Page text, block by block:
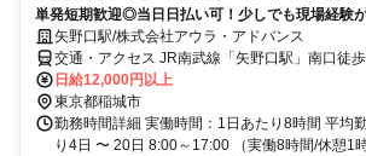
単発短期歓迎◎当日日払い可！少しでも現場経験
矢野口駅/株式会社アウラ・アドバンス
交通・アクセス JR南武線「矢野口駅」南口徒
日給12,000円以上
東京都稲城市
勤務時間詳細 実働時間：1日あたり8時間 平均
り4日 〜 20日 8:00～17:00 （実働8時間/休憩1